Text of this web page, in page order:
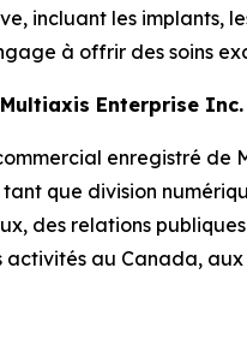
incluant les implants,
à offrir des soins
Enterprise Inc.
enregistré de
que division
des relations
activités au Canada,